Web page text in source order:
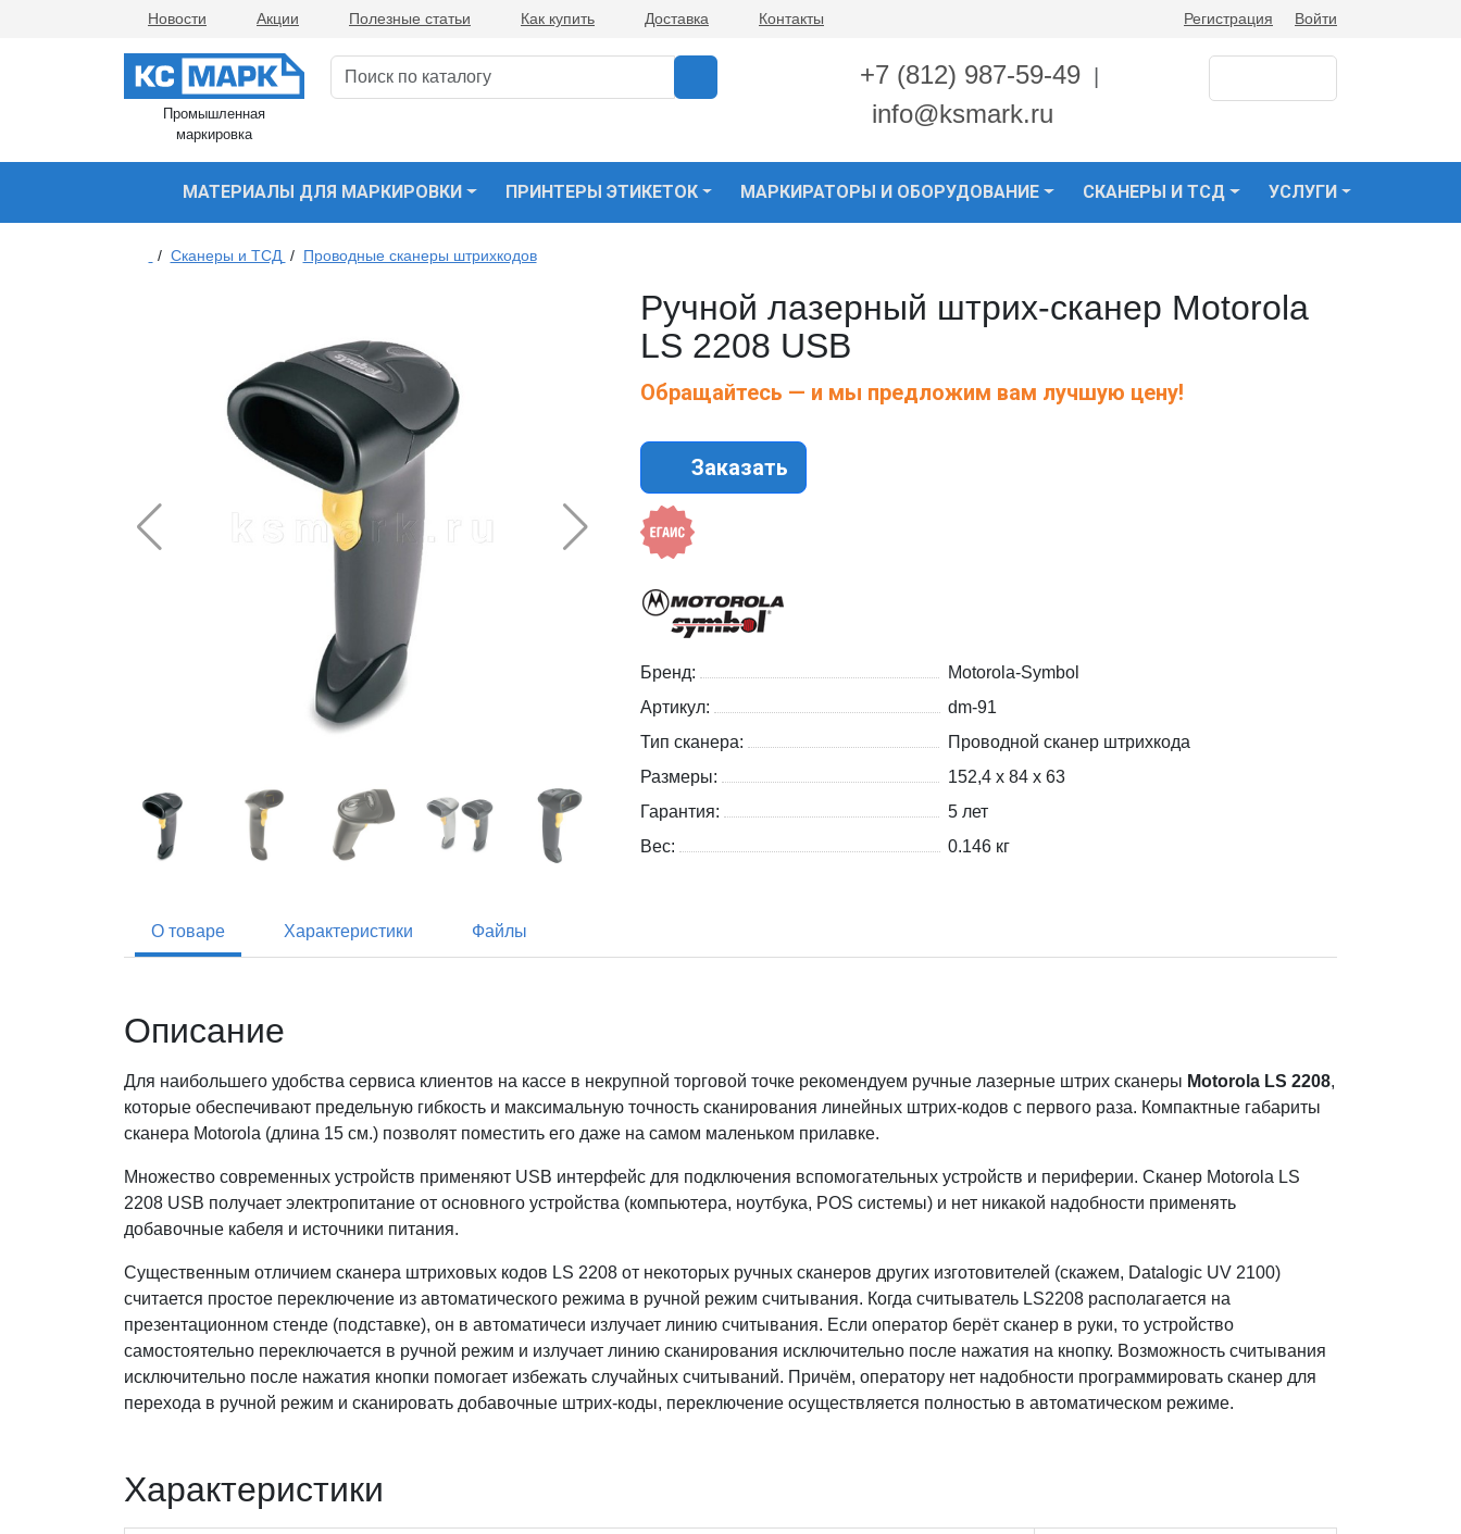
Новости Акции Полезные статьи Как купить Доставка Контакты Регистрация Войти
Промышленная
маркировка
+7 (812) 987-59-49
info@ksmark.ru
МАТЕРИАЛЫ ДЛЯ МАРКИРОВКИ ПРИНТЕРЫ ЭТИКЕТОК МАРКИРАТОРЫ И ОБОРУДОВАНИЕ СКАНЕРЫ И ТСД УСЛУГИ
/ Сканеры и ТСД / Проводные сканеры штрихкодов
Ручной лазерный штрих-сканер Motorola
LS 2208 USB
Обращайтесь — и мы предложим вам лучшую цену!
Заказать
Бренд:
Motorola-Symbol
Артикул:
dm-91
Тип сканера:
Проводной сканер штрихкода
Размеры:
152,4 х 84 х 63
Гарантия:
5 лет
Вес:
0.146 кг
О товаре Характеристики Файлы
Описание
Для наибольшего удобства сервиса клиентов на кассе в некрупной торговой точке рекомендуем ручные лазерные штрих сканеры Motorola LS 2208,
которые обеспечивают предельную гибкость и максимальную точность сканирования линейных штрих-кодов с первого раза. Компактные габариты
сканера Motorola (длина 15 см.) позволят поместить его даже на самом маленьком прилавке.
Множество современных устройств применяют USB интерфейс для подключения вспомогательных устройств и периферии. Сканер Motorola LS
2208 USB получает электропитание от основного устройства (компьютера, ноутбука, POS системы) и нет никакой надобности применять
добавочные кабеля и источники питания.
Существенным отличием сканера штриховых кодов LS 2208 от некоторых ручных сканеров других изготовителей (скажем, Datalogic UV 2100)
считается простое переключение из автоматического режима в ручной режим считывания. Когда считыватель LS2208 располагается на
презентационном стенде (подставке), он в автоматичеси излучает линию считывания. Если оператор берёт сканер в руки, то устройство
самостоятельно переключается в ручной режим и излучает линию сканирования исключительно после нажатия на кнопку. Возможность считывания
исключительно после нажатия кнопки помогает избежать случайных считываний. Причём, оператору нет надобности программировать сканер для
перехода в ручной режим и сканировать добавочные штрих-коды, переключение осуществляется полностью в автоматическом режиме.
Характеристики